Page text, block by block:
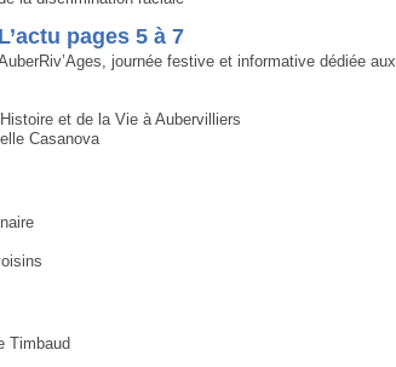
L’actu pages 5 à 7
journée festive et informative dédiée aux
et de la Vie à Aubervilliers
Casanova
Timbaud